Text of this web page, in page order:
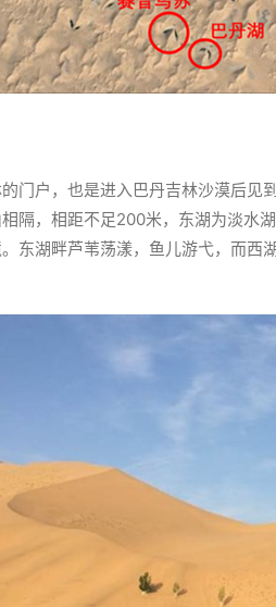
门户，也是进入巴丹吉林沙漠后见
隔，相距不足200米，东湖为淡水
东湖畔芦苇荡漾，鱼儿游弋，而西